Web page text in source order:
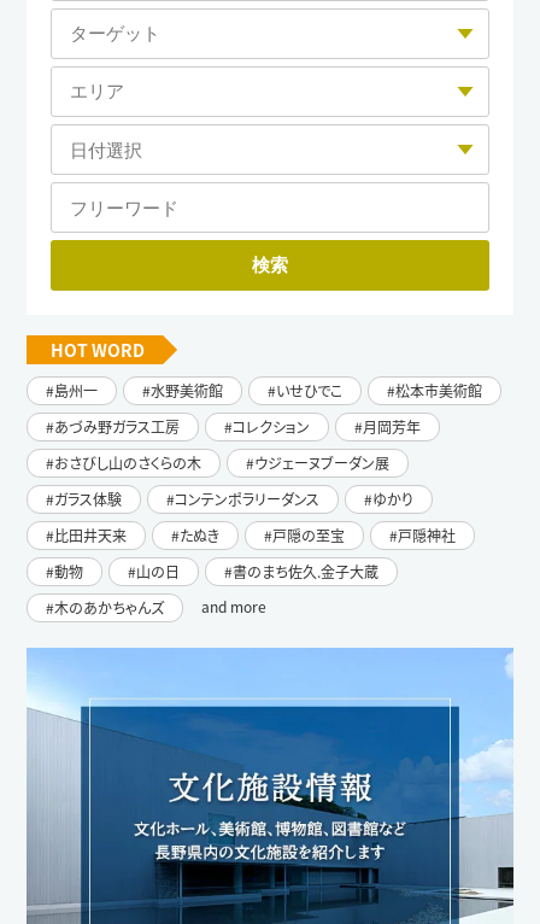
HOT WORD
島州一 水野美術館 いせひでこ
松本市美術館
あづみ野ガラス工房
コレクション
月岡芳年
おさびし山のさくらの木
ウジェーヌブーダン展
ガラス体験
コンテンポラリーダンス
ゆかり
比田井天来
たぬき 戸隠の至宝
戸隠神社
動物
山の日
書のまち佐久.金子大蔵
木のあかちゃんズ
and more